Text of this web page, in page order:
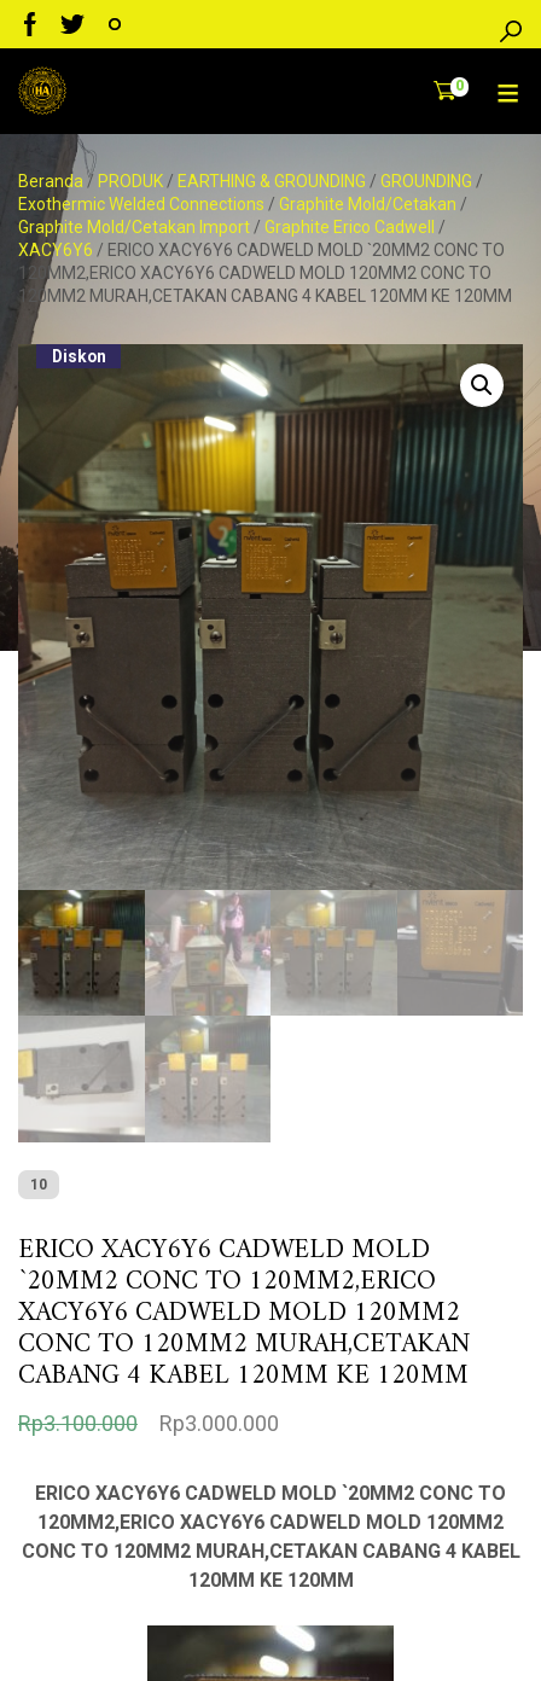
0
Beranda / PRODUK/ EARTHING & GROUNDING / GROUNDING /
Exothermic Welded Connections / Graphite Mold/Cetakan /
Graphite Mold/Cetakan Import/ Graphite Erico Cadwell
/
XACY6Y6 / ERICO XACY6Y6 CADWELD MOLD `20MM2 CONC TO
120MM2,ERICO XACY6Y6 CADWELD MOLD 120MM2 CONC TO
120MM2 MURAH,CETAKAN CABANG 4 KABEL 120MM KE 120MM
Diskon
10
ERICO XACY6Y6 CADWELD MOLD
`20MM2 CONC TO 120MM2,ERICO
XACY6Y6 CADWELD MOLD 120MM2
CONC TO 120MM2 MURAH,CETAKAN
CABANG 4 KABEL 120MM KE 120MM
Rp3.100.000
H
r
g
Rp3.000.000
r
g
a
a
ERICO XACY6Y6 CADWELD MOLD `20MM2 CONC TO
120MM2,ERICO XACY6Y6 CADWELD MOLD 120MM2
CONC TO 120MM2 MURAH,CETAKAN CABANG 4 KABEL
120MM KE 120MM